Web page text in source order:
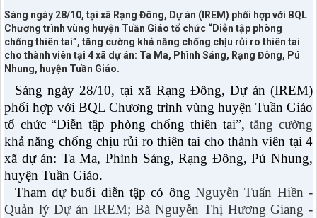
Sáng ngày 28/10, tại xã Rạng Đông, Dự án (IREM) phối hợp với BQL
Chương trình vùng huyện Tuần Giáo tổ chức “Diễn tập phòng
chống thiên tai”, tăng cường khả năng chống chịu rủi ro thiên tai
cho thành viên tại 4 xã dự án: Ta Ma, Phình Sáng, Rạng Đông, Pú
Nhung, huyện Tuần Giáo.
Sáng ngày 28/10, tại xã Rạng Đông, Dự án (IREM)
phối hợp với BQL Chương trình vùng huyện Tuần Giáo
tổ chức “Diễn tập phòng chống thiên tai”,tăng cường
khả năng chống chịu rủi ro thiên tai cho thành viên tại 4
xã dự án: Ta Ma, Phình Sáng, Rạng Đông, Pú Nhung,
huyện Tuần Giáo.
Tham dự buổi diễn tập có ông Nguyễn Tuấn Hiền -
Quản lý Dự án IREM; Bà Nguyễn Thị Hương Giang -